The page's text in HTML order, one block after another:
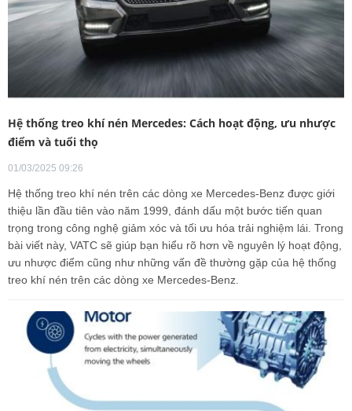
Hệ thống treo khí nén Mercedes: Cách hoạt động, ưu nhược
điểm và tuổi thọ
01/03/2025 09:26
Hệ thống treo khí nén trên các dòng xe Mercedes-Benz được giới
thiệu lần đầu tiên vào năm 1999, đánh dấu một bước tiến quan
trọng trong công nghệ giảm xóc và tối ưu hóa trải nghiệm lái. Trong
bài viết này, VATC sẽ giúp bạn hiểu rõ hơn về nguyên lý hoạt động,
ưu nhược điểm cũng như những vấn đề thường gặp của hệ thống
treo khí nén trên các dòng xe Mercedes-Benz.